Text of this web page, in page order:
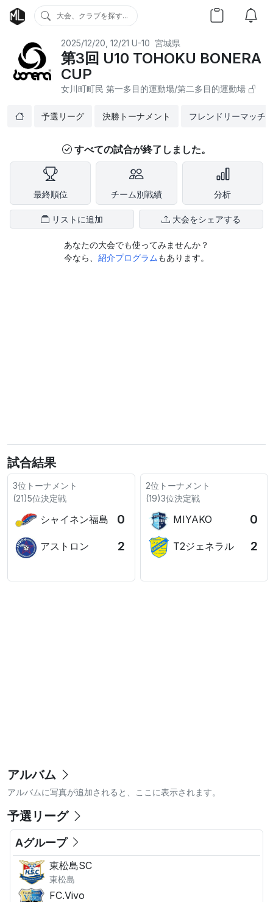
大会、クラブを探す...
2025/12/20, 12/21 U-10 宮城県
第3回 U10 TOHOKU BONERA
CUP
女川町町民 第一多目的運動場/第二多目的運動場
予選リーグ 決勝トーナメント フレンドリーマッチ
すべての試合が終了しました。
最終順位 チーム別戦績 分析
リストに追加 大会をシェアする
あなたの大会でも使ってみませんか？
今なら、 紹介プログラム もあります。
試合結果
3位トーナメント
(21)5位決定戦
シャイネン福島 0
アストロン 2
2位トーナメント
(19)3位決定戦
MIYAKO 0
T2ジェネラル 2
アルバム
アルバムに写真が追加されると、ここに表示されます。
予選リーグ
Aグループ
東松島SC
東松島
FC.Vivo